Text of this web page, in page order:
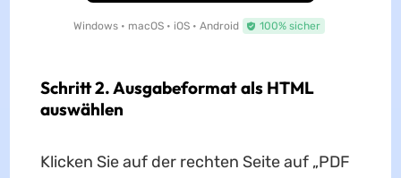
Windows • macOS • iOS • Android 100% sicher
Schritt 2. Ausgabeformat als HTML
auswählen
Klicken Sie auf der rechten Seite auf „PDF